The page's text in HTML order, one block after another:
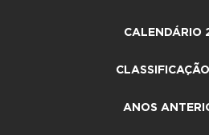
CALENDÁRIO
ANOS